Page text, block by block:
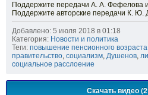
Поддержите передачи А. А. Фефелова
Поддержите авторские передачи К. Ю.
Добавлено: 5 июля 2018 в 01:18
Категория: Новости и политика
Теги: повышение пенсионного возраста
правительство, социализм, Душенов,
социальное расслоение
Скачать видео